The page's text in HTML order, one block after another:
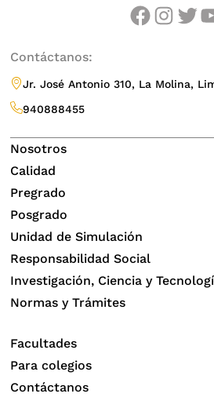
ALARCON PARCO, DANITSA
ALAYO GARCIA, GLADYS
ALVAREZ CORDOVA,
BERNABE SANCHEZ, PERCY
BERNARDO AREVALO, SARA
PIERINA
BURGOS NIÑO, JOSE
CALDAS DOMINGUEZ, RITA
facebook instagram twitter youtube
Contáctanos:
Jr. José Antonio 310, La Molina,
940888455
Nosotros
Calidad
Pregrado
Posgrado
Unidad de Simulación
Responsabilidad Social
Investigación, Ciencia y
Normas y Trámites
Facultades
Para colegios
Contáctanos